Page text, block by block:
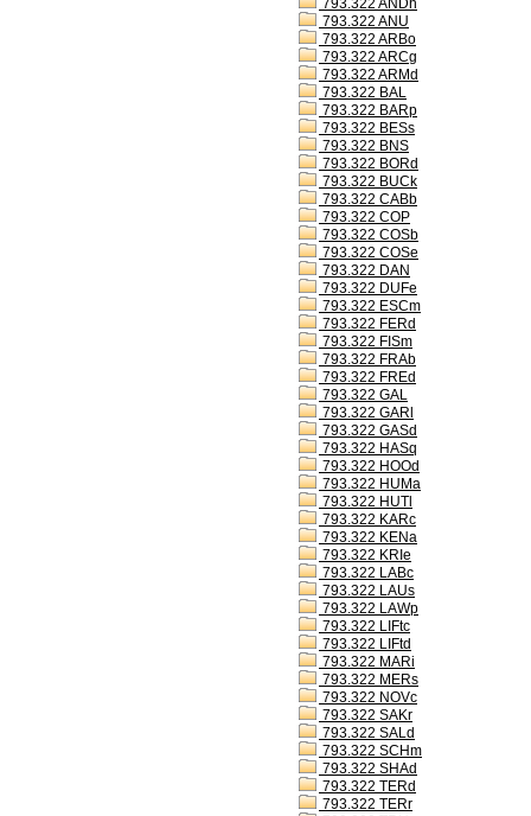
793.322 ANDh
793.322 ANU
793.322 ARBo
793.322 ARCg
793.322 ARMd
793.322 BAL
793.322 BARp
793.322 BESs
793.322 BNS
793.322 BORd
793.322 BUCk
793.322 CABb
793.322 COP
793.322 COSb
793.322 COSe
793.322 DAN
793.322 DUFe
793.322 ESCm
793.322 FERd
793.322 FISm
793.322 FRAb
793.322 FREd
793.322 GAL
793.322 GARl
793.322 GASd
793.322 HASq
793.322 HOOd
793.322 HUMa
793.322 HUTl
793.322 KARc
793.322 KENa
793.322 KRIe
793.322 LABc
793.322 LAUs
793.322 LAWp
793.322 LIFtc
793.322 LIFtd
793.322 MARi
793.322 MERs
793.322 NOVc
793.322 SAKr
793.322 SALd
793.322 SCHm
793.322 SHAd
793.322 TERd
793.322 TERr